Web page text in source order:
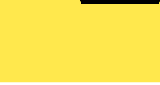
Verbindungselemente